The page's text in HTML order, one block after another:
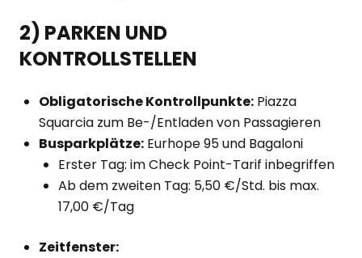
2) PARKEN UND
KONTROLLSTELLEN
Obligatorische Kontrollpunkte: Piazza
Squarcia zum Be-/Entladen von Passagieren
Busparkplätze: Eurhope 95 und Bagaloni
Erster Tag: im Check Point-Tarif inbegriffen
Ab dem zweiten Tag: 5,50 €/Std. bis max.
17,00 €/Tag
Zeitfenster: